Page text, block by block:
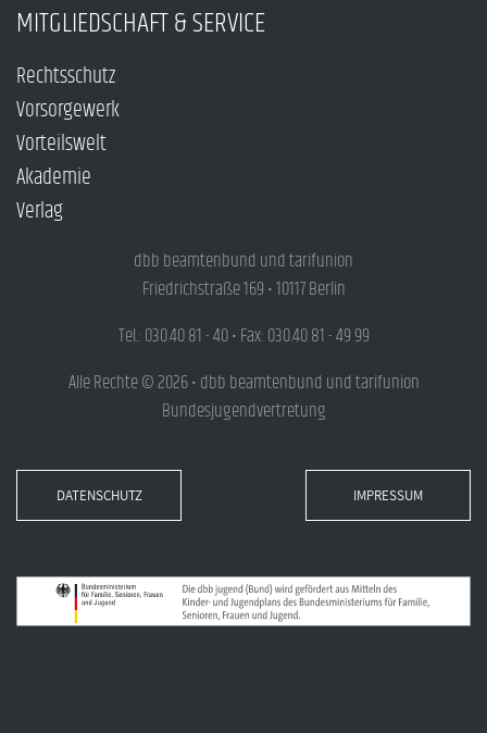
MITGLIEDSCHAFT & SERVICE
Rechtsschutz
Vorsorgewerk
Vorteilswelt
Akademie
Verlag
dbb beamtenbund und tarifunion
Friedrichstraße 169 • 10117 Berlin
Tel.: 030.40 81 - 40 • Fax: 030.40 81 - 49 99
Alle Rechte © 2026 • dbb beamtenbund und tarifunion
Bundesjugendvertretung
DATENSCHUTZ IMPRESSUM